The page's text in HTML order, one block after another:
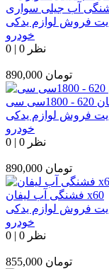
آب جیلی سواری
فروش لوازم یدکی
خودرو
0 | 0 نظر
890,000 تومان
سی
فروش لوازم یدکی
خودرو
0 | 0 نظر
890,000 تومان
فشنگی آب لیفان x60
فروش لوازم یدکی
خودرو
0 | 0 نظر
855,000 تومان